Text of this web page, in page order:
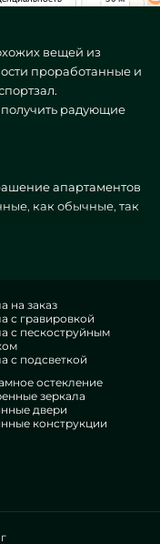
вещей из
проработанные и
радующие
апартаментов
как обычные, так
что это
Если вы
им уюта,
наши артикулы, от
решений.
разнотипных
корпят над
как
Поставят и
ключ.
на заказ
с гравировкой
с пескоструйным
с подсветкой
остекление
зеркала
двери
конструкции